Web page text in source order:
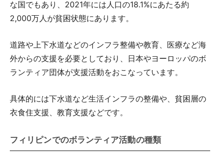
な国でもあり、2021年には人口の18.1%にあたる約
2,000万人が貧困状態にあります。
道路や上下水道などのインフラ整備や教育、医療など海
外からの支援を必要としており、日本やヨーロッパのボ
ランティア団体が支援活動をおこなっています。
具体的には下水道など生活インフラの整備や、貧困層の
衣食住支援、教育支援などです。
フィリピンでのボランティア活動の種類